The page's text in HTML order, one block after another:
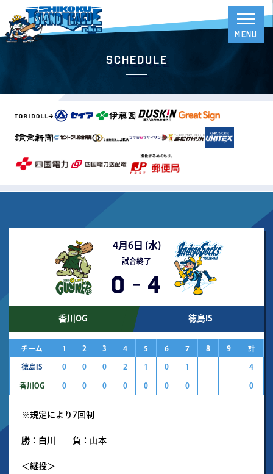
Schedule
4月6日 (水)
試合終了
0 - 4
香川OG 徳島IS
チーム 1 2 3 4 5 6 7 8 9 計
徳島IS 0 0 0 2 1 0 1 4
香川OG 0 0 0 0 0 0 0 0
※規定により7回制
勝：白川 負：山本
＜継投＞